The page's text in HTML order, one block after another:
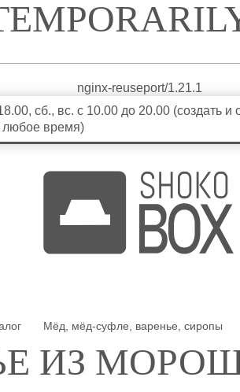
nginx-reuseport/1.21.1
сб., вс. с 10.00 до 20.00 (создать и
любое время)
Мёд, мёд-суфле, варенье, сиропы
ИЗ